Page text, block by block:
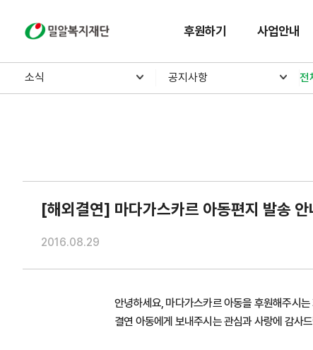
밀알복지재단 후원하기 사업안내
소식 공지사항 전
[해외결연] 마다가스카르 아동편지 발송 안
2016.08.29
안녕하세요, 마다가스카르 아동을 후원해주시는
결연 아동에게 보내주시는 관심과 사랑에 감사